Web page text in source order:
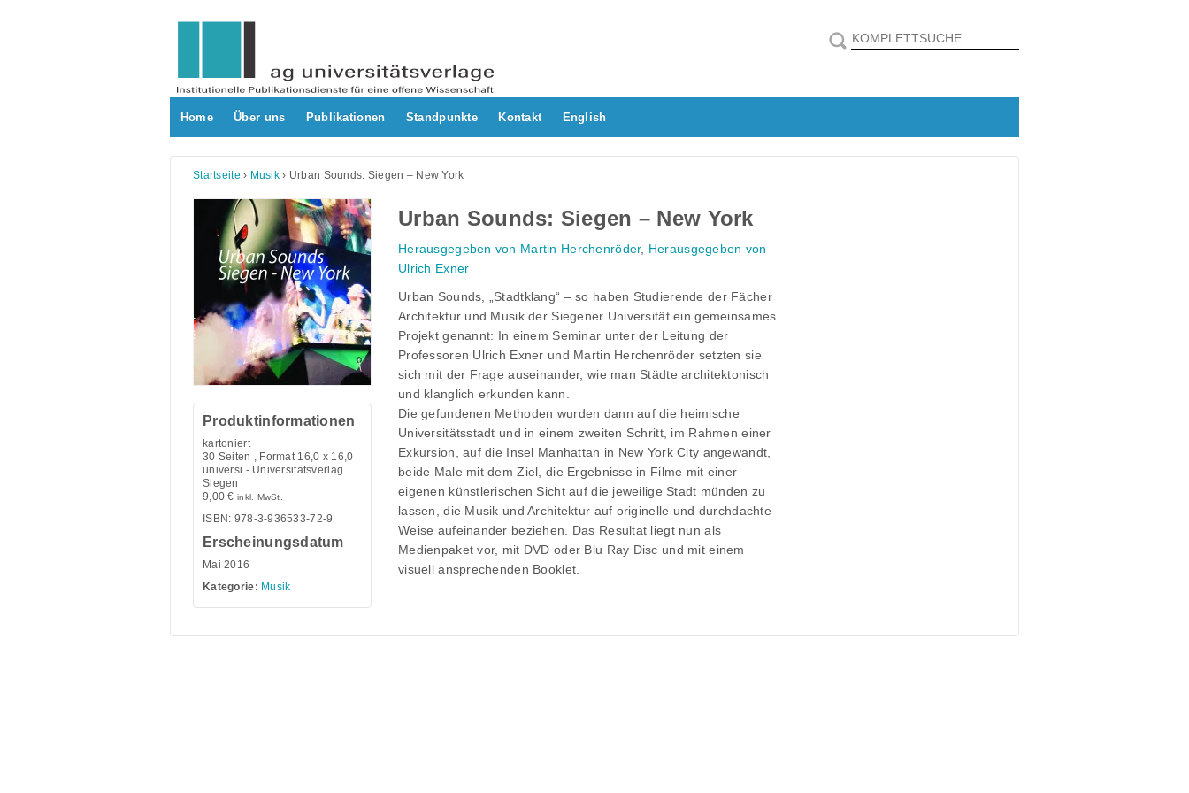
Home Über uns Publikationen Standpunkte Kontakt English
Startseite › Musik › Urban Sounds: Siegen – New York
Urban Sounds: Siegen – New York
Herausgegeben von Martin Herchenröder, Herausgegeben von
Ulrich Exner
Urban Sounds, „Stadtklang“ – so haben Studierende der Fächer
Architektur und Musik der Siegener Universität ein gemeinsames
Projekt genannt: In einem Seminar unter der Leitung der
Professoren Ulrich Exner und Martin Herchenröder setzten sie
sich mit der Frage auseinander, wie man Städte architektonisch
und klanglich erkunden kann.
Die gefundenen Methoden wurden dann auf die heimische
Universitätsstadt und in einem zweiten Schritt, im Rahmen einer
Exkursion, auf die Insel Manhattan in New York City angewandt,
beide Male mit dem Ziel, die Ergebnisse in Filme mit einer
eigenen künstlerischen Sicht auf die jeweilige Stadt münden zu
lassen, die Musik und Architektur auf originelle und durchdachte
Weise aufeinander beziehen. Das Resultat liegt nun als
Medienpaket vor, mit DVD oder Blu Ray Disc und mit einem
visuell ansprechenden Booklet.
Produktinformationen
kartoniert
30 Seiten , Format 16,0 x 16,0
universi - Universitätsverlag
Siegen
9,00€ inkl. MwSt.
ISBN: 978-3-936533-72-9
Erscheinungsdatum
Mai 2016
Kategorie: Musik